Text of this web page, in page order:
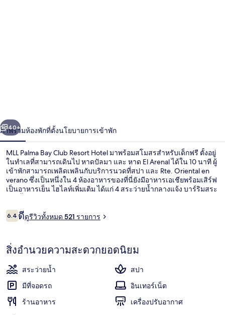
Hotel
า
ถัดไป
40+
ภาพรวมห้องพักที่ตั้งนโยบายการเข้าพัก
MLL Palma Bay Club Resort Hotel มาพร้อมสโมสรสำหรับเด็กฟรี ตั้งอยู่
ในทำเลที่สามารถเดินไป หาดปัลมา และ หาด El Arenal ได้ใน 10 นาที ผู้
เข้าพักสามารถเพลิดเพลินกับบริการนวดที่สปา และ Rte. Oriental en
verano ซึ่งเป็นหนึ่งใน 4 ห้องอาหารของที่นี่ยังมีอาหารเอเชียพร้อมเสิร์ฟ
เป็นอาหารเย็น ไฮไลท์เพิ่มเติม ได้แก่ 4 สระว่ายน้ำกลางแจ้ง บาร์ริมสระ
รีวิว
6.46.4 จาก 10
ดีดูรีวิวทั้งหมด 521 รายการ
สิ่งอำนวยความสะดวกยอดนิยม
สระว่ายน้ำ
สปา
มีที่จอดรถ
อินเทอร์เน็ต
ร้านอาหาร
เครื่องปรับอากาศ